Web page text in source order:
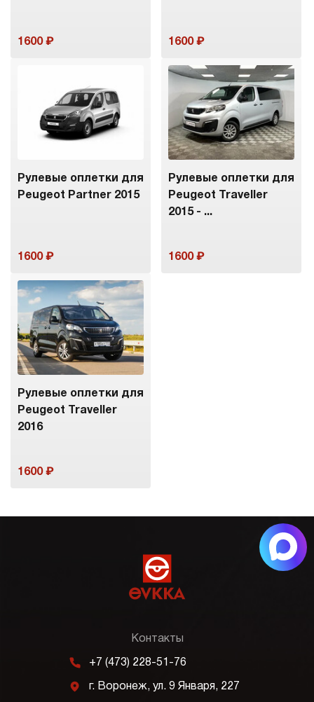
1600 1600
Рулевые оплетки для
Peugeot Partner 2015
1600
Рулевые оплетки для
Peugeot Traveller
2015 - ...
1600
Рулевые оплетки для
Peugeot Traveller
2016
1600
Контакты
m +7 (473) 228-51-76
j г. Воронеж, ул. 9 Января, 227